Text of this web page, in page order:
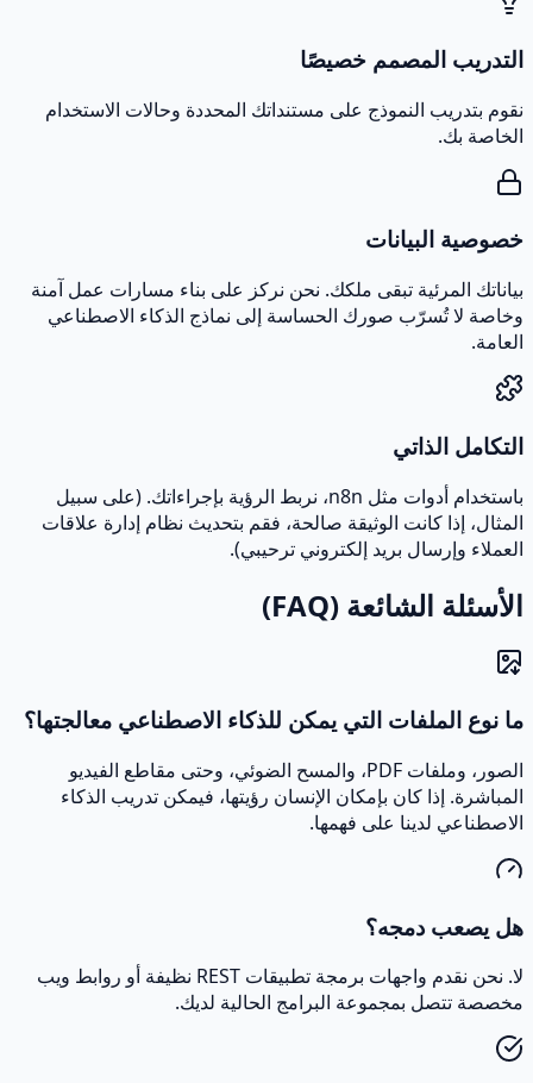
التدريب المصمم خصيصًا
نقوم بتدريب النموذج على مستنداتك المحددة وحالات الاستخدام
الخاصة بك.
خصوصية البيانات
بياناتك المرئية تبقى ملكك. نحن نركز على بناء مسارات عمل آمنة
وخاصة لا تُسرّب صورك الحساسة إلى نماذج الذكاء الاصطناعي
العامة.
التكامل الذاتي
باستخدام أدوات مثل n8n، نربط الرؤية بإجراءاتك. (على سبيل
المثال، إذا كانت الوثيقة صالحة، فقم بتحديث نظام إدارة علاقات
العملاء وإرسال بريد إلكتروني ترحيبي).
الأسئلة الشائعة (FAQ)
ما نوع الملفات التي يمكن للذكاء الاصطناعي معالجتها؟
الصور، وملفات PDF، والمسح الضوئي، وحتى مقاطع الفيديو
المباشرة. إذا كان بإمكان الإنسان رؤيتها، فيمكن تدريب الذكاء
الاصطناعي لدينا على فهمها.
هل يصعب دمجه؟
لا. نحن نقدم واجهات برمجة تطبيقات REST نظيفة أو روابط ويب
مخصصة تتصل بمجموعة البرامج الحالية لديك.